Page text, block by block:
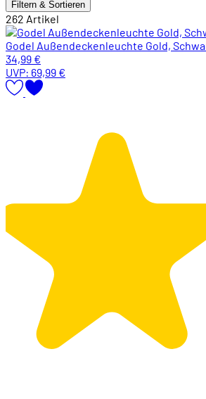
Filtern & Sortieren
262 Artikel
Godel Außendeckenleuchte Gold,
34,99 €
UVP: 69,99 €